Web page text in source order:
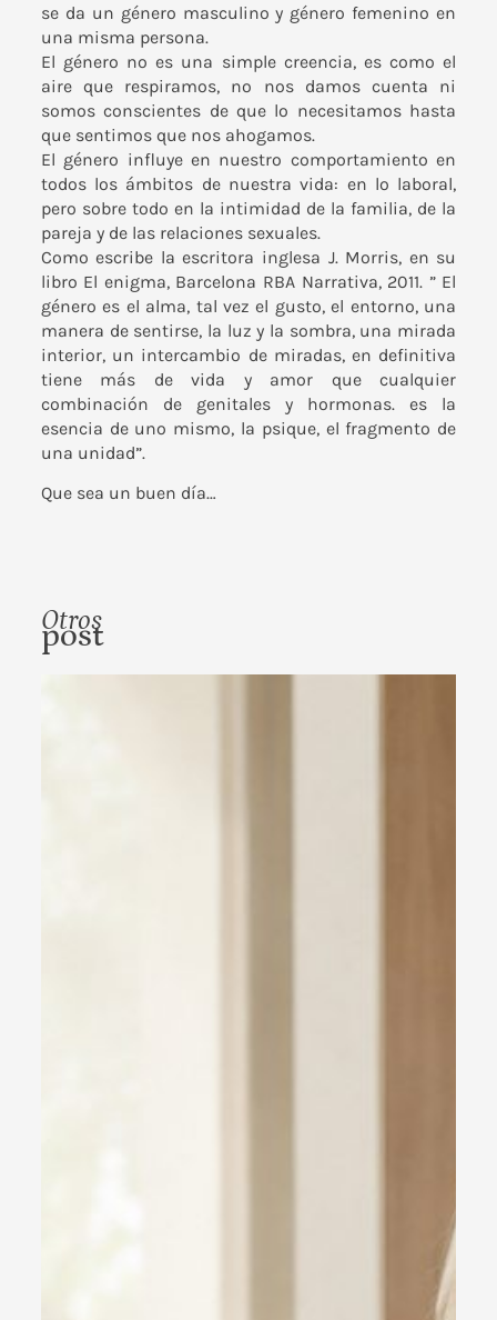
se da un género masculino y género femenino en
una misma persona.
El género no es una simple creencia, es como el
aire que respiramos, no nos damos cuenta ni
somos conscientes de que lo necesitamos hasta
que sentimos que nos ahogamos.
El género influye en nuestro comportamiento en
todos los ámbitos de nuestra vida: en lo laboral,
pero sobre todo en la intimidad de la familia, de la
pareja y de las relaciones sexuales.
Como escribe la escritora inglesa J. Morris, en su
libro El enigma, Barcelona RBA Narrativa, 2011. ” El
género es el alma, tal vez el gusto, el entorno, una
manera de sentirse, la luz y la sombra, una mirada
interior, un intercambio de miradas, en definitiva
tiene más de vida y amor que cualquier
combinación de genitales y hormonas. es la
esencia de uno mismo, la psique, el fragmento de
una unidad”.
Que sea un buen día…
Otros
post